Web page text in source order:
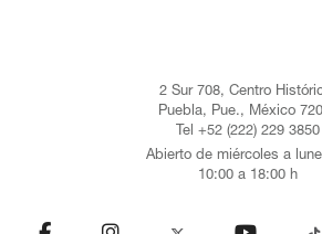
2 Sur 708, Centro
Puebla, Pue., México
Tel +52 (222) 229 3850
Abierto de miércoles a
10:00 a 18:00 h